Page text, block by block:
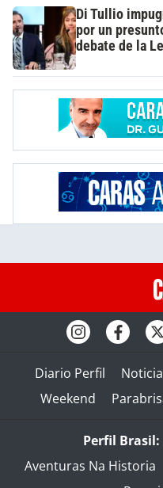
Di Tullio
por un
debate de la
Diario Perfil
Weekend
Perfil Brasil:
Aventuras Na Historia